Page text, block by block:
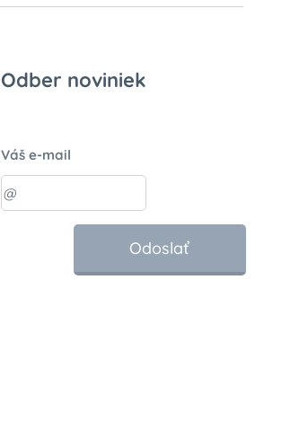
Odber noviniek
Váš e-mail
Odoslať